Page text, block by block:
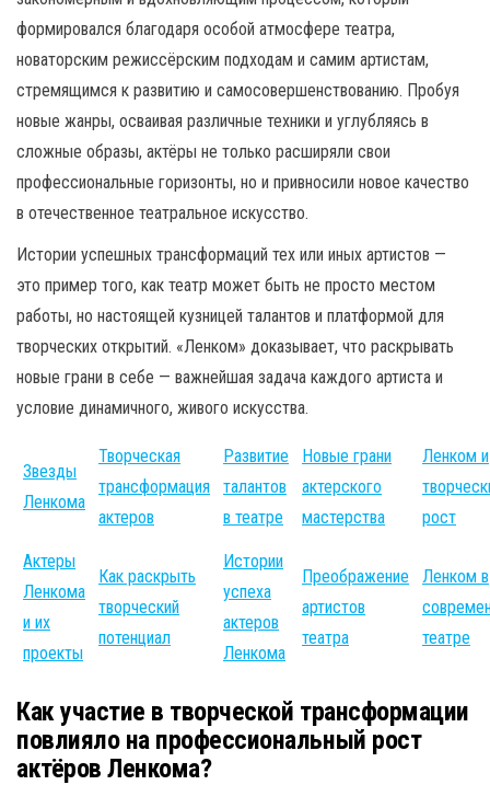
формировался благодаря особой атмосфере театра,
новаторским режиссёрским подходам и самим артистам,
стремящимся к развитию и самосовершенствованию. Пробуя
новые жанры, осваивая различные техники и углубляясь в
сложные образы, актёры не только расширяли свои
профессиональные горизонты, но и привносили новое качество
в отечественное театральное искусство.
Истории успешных трансформаций тех или иных артистов —
это пример того, как театр может быть не просто местом
работы, но настоящей кузницей талантов и платформой для
творческих открытий. «Ленком» доказывает, что раскрывать
новые грани в себе — важнейшая задача каждого артиста и
условие динамичного, живого искусства.
Звезды
Ленкома
Творческая
трансформация
актеров
Развитие
талантов
в театре
Новые грани
актерского
мастерства
Ленком и
рост
Актеры
Ленкома
и их
проекты
Как раскрыть
творческий
потенциал
Истории
успеха
актеров
Ленкома
Преображение
артистов
театра
Ленком в
театре
Как участие в творческой трансформации
повлияло на профессиональный рост
актёров Ленкома?